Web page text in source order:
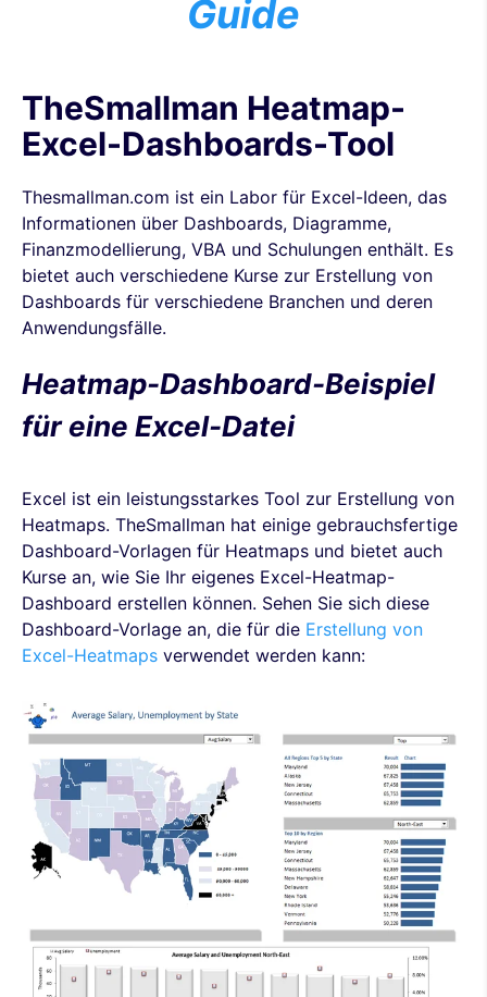
Guide
TheSmallman Heatmap-
Excel-Dashboards-Tool
Thesmallman.com ist ein Labor für Excel-Ideen, das
Informationen über Dashboards, Diagramme,
Finanzmodellierung, VBA und Schulungen enthält. Es
bietet auch verschiedene Kurse zur Erstellung von
Dashboards für verschiedene Branchen und deren
Anwendungsfälle.
Heatmap-Dashboard-Beispiel
für eine Excel-Datei
Excel ist ein leistungsstarkes Tool zur Erstellung von
Heatmaps. TheSmallman hat einige gebrauchsfertige
Dashboard-Vorlagen für Heatmaps und bietet auch
Kurse an, wie Sie Ihr eigenes Excel-Heatmap-
Dashboard erstellen können. Sehen Sie sich diese
Dashboard-Vorlage an, die für die Erstellung von
Excel-Heatmaps verwendet werden kann: